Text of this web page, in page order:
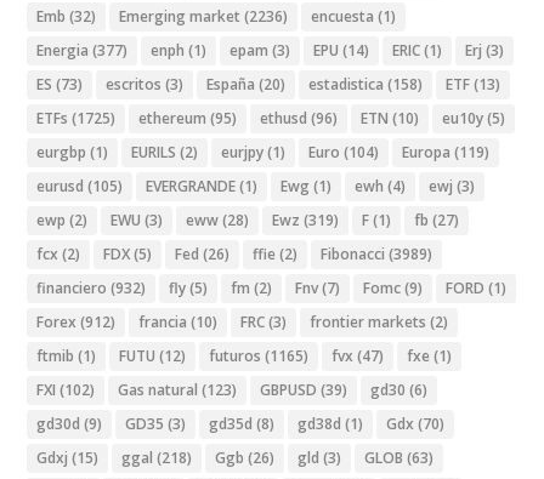
Emb (32) Emerging market (2236) encuesta (1)
Energia (377) enph (1) epam (3) EPU (14) ERIC(1) Erj (3)
ES (73) escritos (3) España (20) estadistica (158) ETF(13)
ETFs (1725) ethereum (95) ethusd (96) ETN (10) eu10y(5)
eurgbp (1) EURILS (2) eurjpy(1) Euro (104) Europa (119)
eurusd (105) EVERGRANDE(1) Ewg (1) ewh (4) ewj (3)
ewp (2) EWU (3) eww(28) Ewz (319) F(1) fb (27)
fcx (2) FDX(5) Fed (26) ffie (2) Fibonacci (3989)
financiero (932) fly(5) fm (2) Fnv(7) Fomc(9) FORD (1)
Forex (912) francia (10) FRC(3) frontier markets (2)
ftmib (1) FUTU (12) futuros (1165) fvx (47) fxe (1)
FXI (102) Gas natural (123) GBPUSD (39) gd30 (6)
gd30d (9) GD35 (3) gd35d (8) gd38d (1) Gdx (70)
Gdxj (15) ggal (218) Ggb (26) gld (3) GLOB (63)